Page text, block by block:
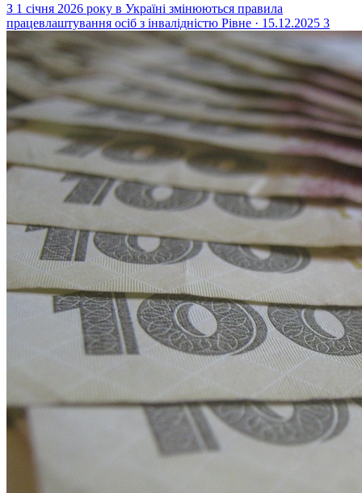
З 1 січня 2026 року в Україні змінюються правила
працевлаштування осіб з інвалідністю Рівне · 15.12.2025 3